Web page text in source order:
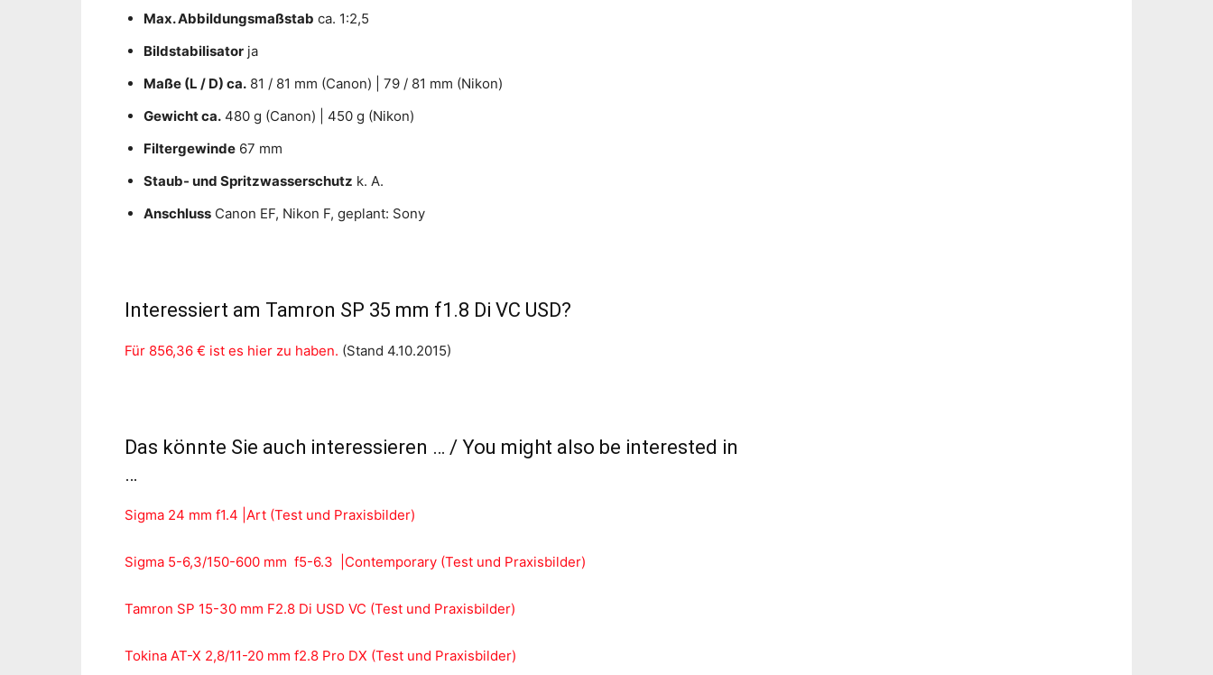
Max. Abbildungsmaßstab ca. 1:2,5
Bildstabilisator ja
Maße (L / D) ca. 81 / 81 mm (Canon) | 79 / 81 mm (Nikon)
Gewicht ca. 480 g (Canon) | 450 g (Nikon)
Filtergewinde 67 mm
Staub- und Spritzwasserschutz k. A.
Anschluss Canon EF, Nikon F, geplant: Sony
Interessiert am Tamron SP 35 mm f1.8 Di VC USD?
Für 856,36 € ist es hier zu haben. (Stand 4.10.2015)
Das könnte Sie auch interessieren … / You might also be interested in
…
Sigma 24 mm f1.4 |Art (Test und Praxisbilder)
Sigma 5-6,3/150-600 mm f5-6.3 |Contemporary (Test und Praxisbilder)
Tamron SP 15-30 mm F2.8 Di USD VC (Test und Praxisbilder)
Tokina AT-X 2,8/11-20 mm f2.8 Pro DX (Test und Praxisbilder)